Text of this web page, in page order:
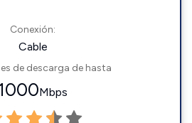
Conexión:
Cable
de descarga de hasta
Mbps